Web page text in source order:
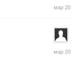
мар
мар